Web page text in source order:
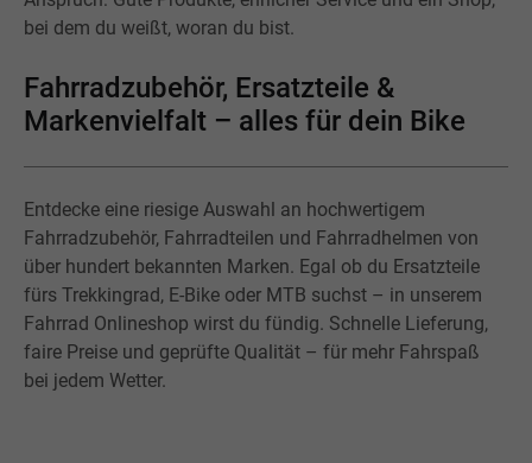
bei dem du weißt, woran du bist.
Fahrradzubehör, Ersatzteile &
Markenvielfalt – alles für dein Bike
Entdecke eine riesige Auswahl an hochwertigem
Fahrradzubehör, Fahrradteilen und Fahrradhelmen von
über hundert bekannten Marken. Egal ob du Ersatzteile
fürs Trekkingrad, E-Bike oder MTB suchst – in unserem
Fahrrad Onlineshop wirst du fündig. Schnelle Lieferung,
faire Preise und geprüfte Qualität – für mehr Fahrspaß
bei jedem Wetter.